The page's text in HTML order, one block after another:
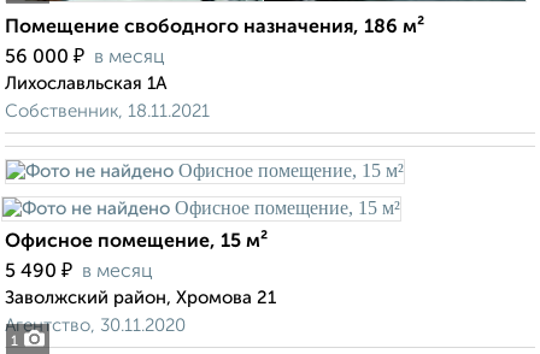
Помещение свободного назначения, 186 м²
56 000 ₽ в месяц
Лихославльская 1А
Собственник, 18.11.2021
1
Офисное помещение, 15 м²
5 490 ₽ в месяц
Заволжский район, Хромова 21
Агентство, 30.11.2020